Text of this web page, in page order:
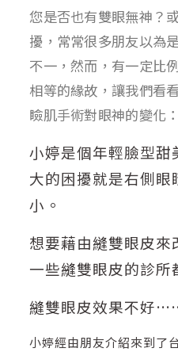
您是否也有雙眼無神？
擾，常常很多朋友以為
不一，然而，有一定比
相等的緣故，讓我們看
瞼肌手術對眼神的變化：
小婷是個年輕臉型
大的困擾就是右側眼
小。
想要藉由縫雙眼皮來
一些縫雙眼皮的診所
縫雙眼皮效果不好
小婷經由朋友介紹來到了